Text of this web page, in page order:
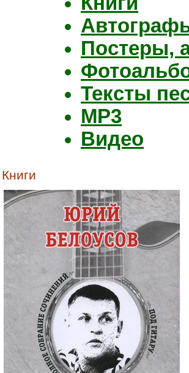
Постеры,
Тексты
MP3
Видео
Книги